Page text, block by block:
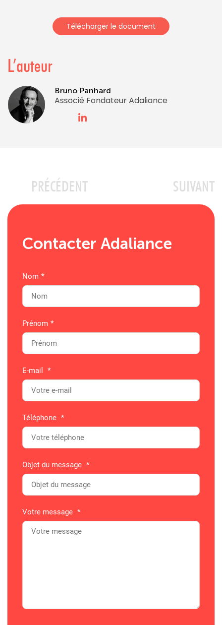
Télécharger le document
L’auteur
Bruno Panhard
Associé Fondateur Adaliance
PRÉCÉDENT SUIVANT
Contacter Adaliance
Nom *
Prénom *
E-mail *
Téléphone *
Objet du message *
Votre message *